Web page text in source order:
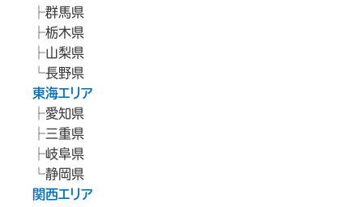
群馬県
栃木県
山梨県
長野県
東海エリア
愛知県
三重県
岐阜県
静岡県
関西エリア